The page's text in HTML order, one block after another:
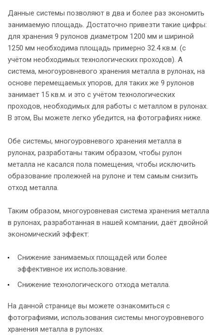
Данные системы позволяют в два и более раз экономить
занимаемую площадь. Достаточно привезти такие цифры:
для хранения 9 рулонов диаметром 1200 мм и шириной
1250 мм необходима площадь примерно 32.4 кв.м. (с
учётом необходимых технологических проходов). А
система, многоуровневого хранения металла в рулонах, на
основе перемещаемых упоров, для таких же 9 рулонов
занимает 15 кв.м. и это с учётом технологических
проходов, необходимых для работы с металлом в рулонах.
В этом, Вы можете легко убедится, на фотографиях ниже.
Обе системы, многоуровневого хранения металла в
рулонах, разработаны таким образом, чтобы рулон
металла не касался пола помещения, чтобы исключить
образование пролежней на рулоне и тем самым снизить
отход металла.
Таким образом, многоуровневая система хранения металла
в рулонах, разработанная в нашей компании, даёт двойной
экономический эффект:
Снижение занимаемых площадей или более
эффективное их использование.
Снижение технологического отхода металла.
На данной странице вы можете ознакомиться с
фотографиями, использования системы многоуровневого
хранения металла в рулонах.